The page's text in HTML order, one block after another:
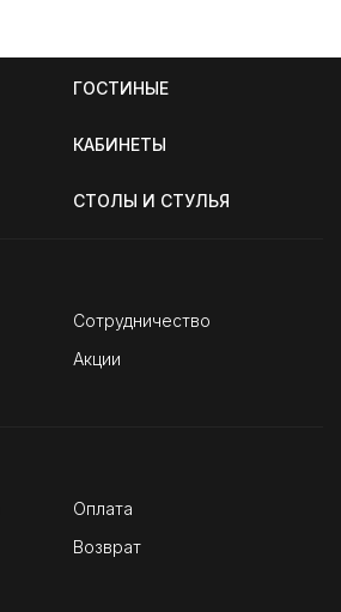
ГОСТИНЫЕ
КАБИНЕТЫ
СТОЛЫ И СТУЛЬЯ
Сотрудничество
Акции
Оплата
Возврат